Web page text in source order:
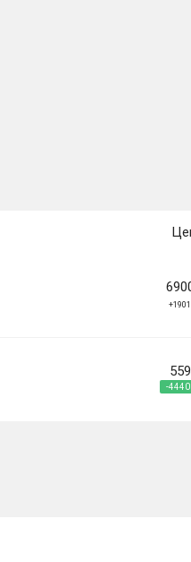
+1901
-4440